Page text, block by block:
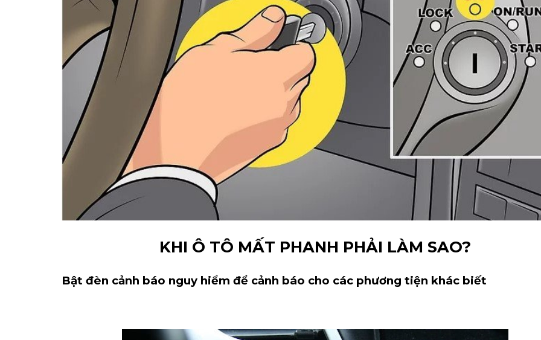
KHI Ô TÔ MẤT PHANH PHẢI LÀM SAO?
Bật đèn cảnh báo nguy hiểm để cảnh báo cho các phương tiện khác biết